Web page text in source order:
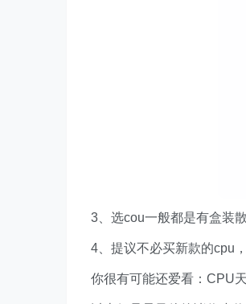
3、选cou一般都是有盒装
4、提议不必买新款的cpu
你很有可能还爱看：CPU